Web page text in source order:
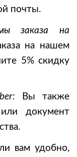
почты.
заказа на
на нашем
5% скидку
Вы также
документ
вам удобно,